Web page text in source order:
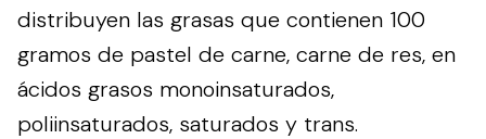
distribuyen las grasas que contienen 100
gramos de pastel de carne, carne de res, en
ácidos grasos monoinsaturados,
poliinsaturados, saturados y trans.